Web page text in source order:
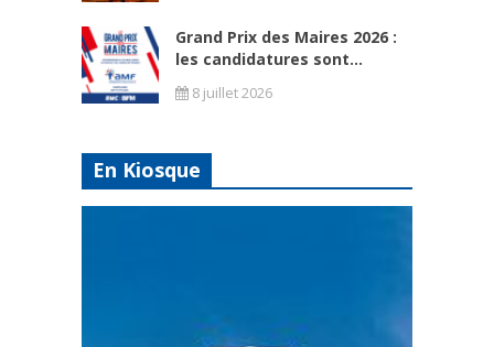
Grand Prix des Maires 2026 :
les candidatures sont...
8 juillet 2026
En Kiosque